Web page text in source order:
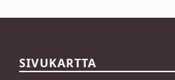
SIVUKARTTA